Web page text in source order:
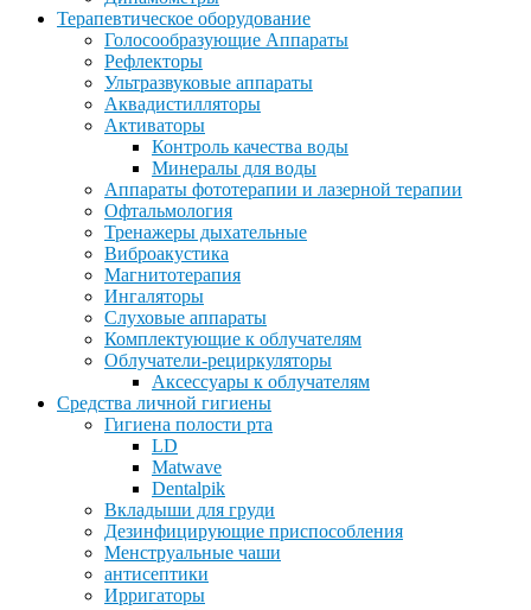
Терапевтическое оборудование
Голосообразующие Аппараты
Рефлекторы
Ультразвуковые аппараты
Аквадистилляторы
Активаторы
Контроль качества воды
Минералы для воды
Аппараты фототерапии и лазерной терапии
Офтальмология
Тренажеры дыхательные
Виброакустика
Магнитотерапия
Ингаляторы
Слуховые аппараты
Комплектующие к облучателям
Облучатели-рециркуляторы
Аксессуары к облучателям
Средства личной гигиены
Гигиена полости рта
LD
Matwave
Dentalpik
Вкладыши для груди
Дезинфицирующие приспособления
Менструальные чаши
антисептики
Ирригаторы